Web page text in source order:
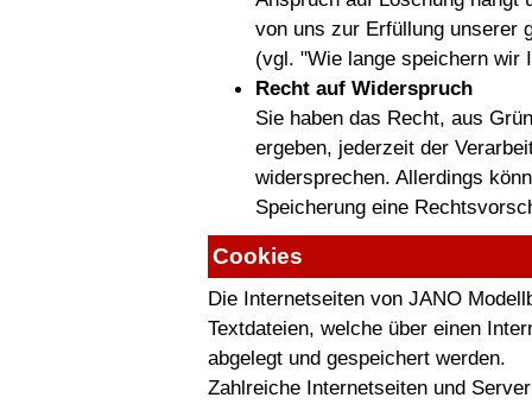
von uns zur Erfüllung unserer
(vgl. "Wie lange speichern wir
Recht auf Widerspruch
Sie haben das Recht, aus
ergeben, jederzeit der
widersprechen. Allerdings
Speicherung eine
Cookies
Die Internetseiten von JANO
Textdateien, welche über einen
abgelegt und gespeichert werden.
Zahlreiche Internetseiten und